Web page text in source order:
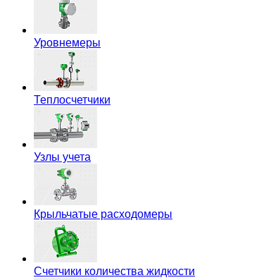
Уровнемеры
Теплосчетчики
Узлы учета
Крыльчатые расходомеры
Счетчики количества жидкости